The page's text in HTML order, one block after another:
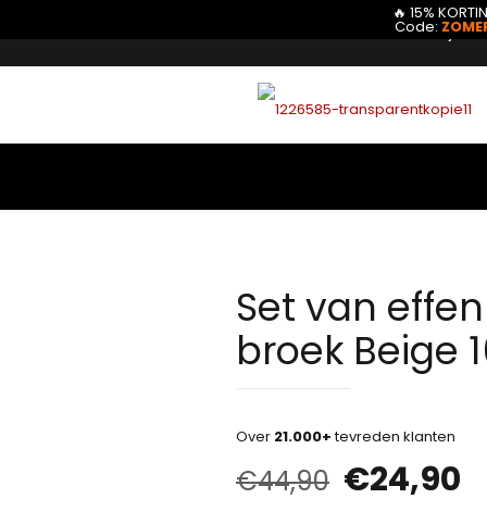
Mijn
Set van
broek Beige
Over 21.000+tevreden klanten
€44,90 €24,90
🔥 15%
Code: